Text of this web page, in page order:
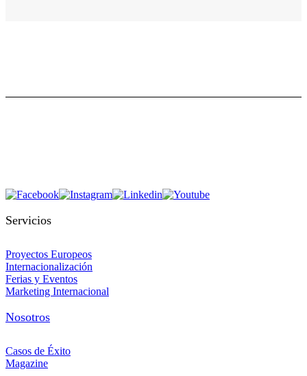
Servicios
Proyectos Europeos
Internacionalización
Ferias y Eventos
Marketing Internacional
Nosotros
Casos de Éxito
Magazine